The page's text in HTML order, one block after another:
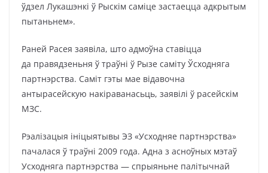
ўдзел Лукашэнкі ў Рыскім саміце застаецца адкрытым
пытаньнем».
Раней Расея заявіла, што адмоўна ставіцца
да правядзеньня ў траўні ў Рызе саміту Ўсходняга
партнэрства. Саміт гэты мае відавочна
антырасейскую накіраванасьць, заявілі ў расейскім
МЗС.
Рэалізацыя ініцыятывы ЭЗ «Усходняе партнэрства»
пачалася ў траўні 2009 года. Адна з асноўных мэтаў
Усходняга партнэрства — спрыяньне палітычнай